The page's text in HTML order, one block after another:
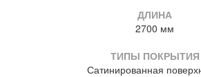
ДЛИНА
2700 мм
ТИПЫ ПОКРЫТИЯ
Сатинированная